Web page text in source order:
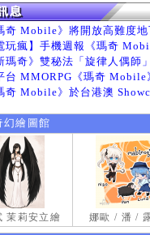
幻繪圖館
茉莉安立繪 娜歐 / 潘 /